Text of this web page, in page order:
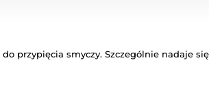
do przypięcia smyczy. Szczególnie nadaje